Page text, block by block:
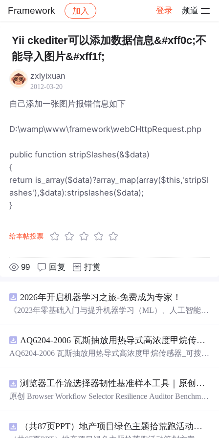
Framework 加入 登录 频道
社区 Framework 帖子详情
Yii ckediter可以添加数据信息&#xff0c;不
能导入图片&#xff1f;
zxlyixuan
2012-03-20
自己添加一张图片报错信息如下
D:\wamp\www\framework\webCHttpRequest.php
public function stripSlashes(&$data)
{
return is_array($data)?array_map(array($this,'stripSl
ashes'),$data):stripslashes($data);
}
给本帖投票
99 回复 打赏
2026年开启机器学习之旅-免费成为专家！
《2023年零基础入门与提升机器学习（ML）、人工智能
AQ6204-2006 瓦斯抽放用热导式高浓度甲烷传感器-可搜索.pdf
AQ6204-2006 瓦斯抽放用热导式高浓度甲烷传感器_可搜
浏览器工作流选择器韧性基准样本工具｜原创源码+测试+离线报告
原创 Browser Workflow Selector Resilience Auditor Benchmar
建立固定样本、权重和验收区间，比较不同批次的准确（共87页PPT）地产项目绿色主题拾荒跑活动策划方案.pptx